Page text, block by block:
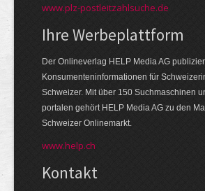
www.plz-postleitzahlsuche.de
Ihre Werbeplattform
Der Onlineverlag HELP Media AG
Konsumenten­informationen für
Schweizer. Mit über 150 Suchmaschinen
portalen gehört HELP Media AG zu den
Schweizer Onlinemarkt.
www.help.ch
Kontakt